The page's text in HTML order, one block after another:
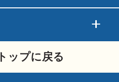
うち4時間以内
時間を含みます。
可能
要です。
（キャッシュレスカード精算
となってください。
門の営業時間以外
場のイベントやメンテナンス
きない場合があります。
鳴門営業日：閉門～21：00
利用はできません。必ず成
となってください。
鳴門の営業時間以外
門のイベントやメンテナン
できない場合があります。
まで（準備、片付けの時間を含
ません。
日まで
を納付してください。
同封いたします。金融機
い。
ップに戻る